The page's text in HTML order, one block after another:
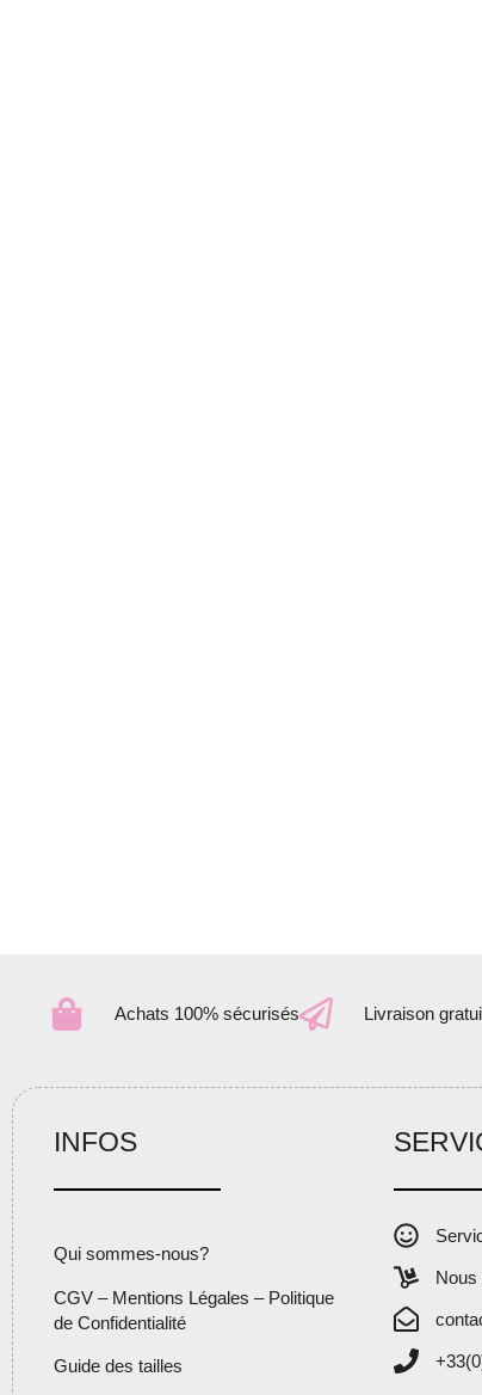
Achats 100% sécurisés Livraison
INFOS
Qui sommes-nous?
CGV – Mentions Légales – Politique
de Confidentialité
Guide des tailles